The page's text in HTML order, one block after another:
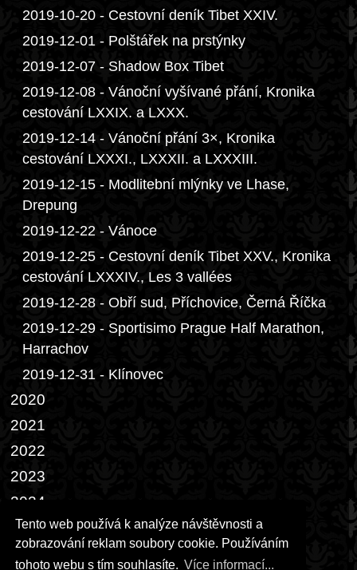
Tento web používá k analýze návštěvnosti a
zobrazování reklam soubory cookie. Používáním
tohoto webu s tím souhlasíte. Více informací...
2019-10-20 - Cestovní deník Tibet XXIV.
2019-12-01 - Polštářek na prstýnky
2019-12-07 - Shadow Box Tibet
2019-12-08 - Vánoční vyšívané přání, Kronika
cestování LXXIX. a LXXX.
2019-12-14 - Vánoční přání 3×, Kronika
cestování LXXXI., LXXXII. a LXXXIII.
2019-12-15 - Modlitební mlýnky ve Lhase,
Drepung
2019-12-22 - Vánoce
2019-12-25 - Cestovní deník Tibet XXV., Kronika
cestování LXXXIV., Les 3 vallées
2019-12-28 - Obří sud, Příchovice, Černá Říčka
2019-12-29 - Sportisimo Prague Half Marathon,
Harrachov
2019-12-31 - Klínovec
2020
2021
2022
2023
2024
2025
2026